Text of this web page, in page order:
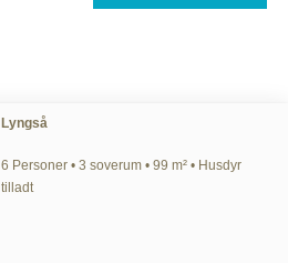
Lyngså
6 Personer • 3 soverum • 99 m² • Husdyr
tilladt